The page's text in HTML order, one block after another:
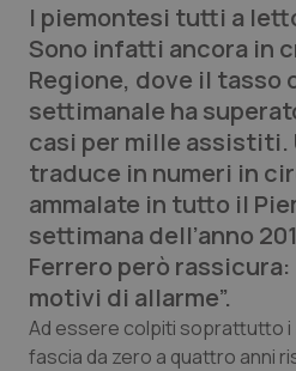
Scienza e Farmaci
Studi e Analisi
Lettere al direttore
Edizioni Regionali
QS Pro
Professionisti Sanitari.AI
I piemontesi tutti a
Sono infatti ancora in
Regione, dove il tasso
settimanale ha
casi per mille assistiti.
traduce in numeri in
ammalate in tutto il
settimana dell’anno
Ferrero però rassicura:
motivi di allarme”.
Ad essere colpiti soprattutto i
fascia da zero a quattro anni